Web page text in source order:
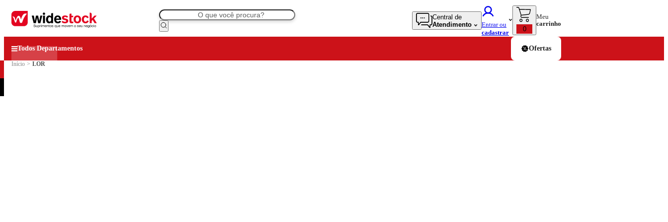
Central de
Atendimento
Entrar ou
cadastrar
0
Meu
carrinho
Todos Departamentos Ofertas
Início > LOR